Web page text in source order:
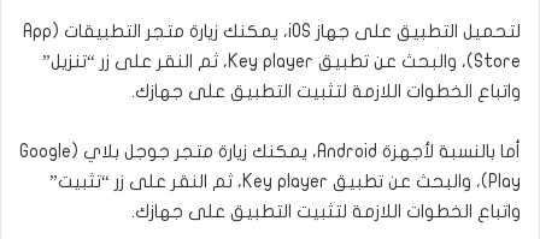
لتحميل التطبيق على جهاز iOS، يمكنك زيارة متجر التطبيقات (App
Store)، والبحث عن تطبيق Key player، ثم النقر على زر “تنزيل”
واتباع الخطوات اللازمة لتثبيت التطبيق على جهازك.
أما بالنسبة لأجهزة Android، يمكنك زيارة متجر جوجل بلاي (Google
Play)، والبحث عن تطبيق Key player، ثم النقر على زر “تثبيت”
واتباع الخطوات اللازمة لتثبيت التطبيق على جهازك.